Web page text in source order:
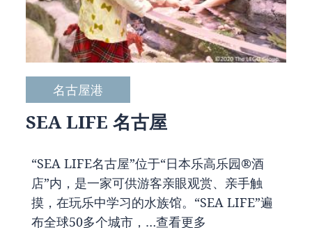
名古屋港
SEA LIFE 名古屋
“SEA LIFE名古屋”位于“日本乐高乐园®酒
店”内，是一家可供游客亲眼观赏、亲手触
摸，在玩乐中学习的水族馆。“SEA LIFE”遍
布全球50多个城市，…查看更多